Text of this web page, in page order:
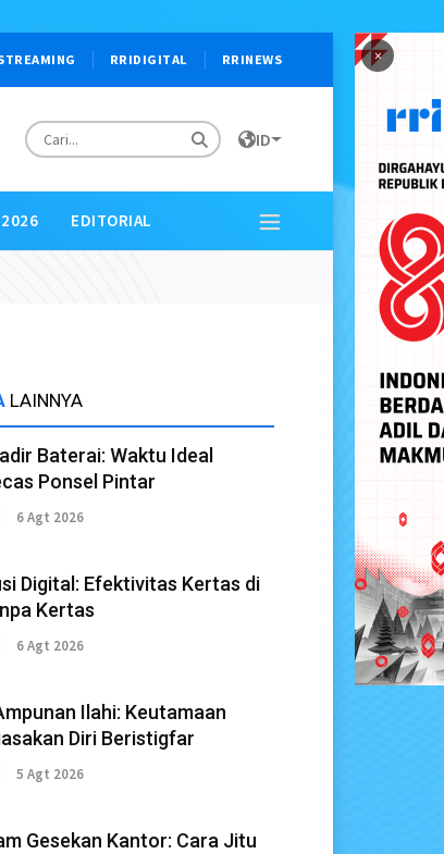
×
RRIDIGITAL RRINEWS
ID
EDITORIAL
LAINNYA
Baterai: Waktu Ideal
Ponsel Pintar
6 Agt 2026
Digital: Efektivitas Kertas di
Kertas
6 Agt 2026
Ilahi: Keutamaan
Diri Beristigfar
5 Agt 2026
Gesekan Kantor: Cara Jitu